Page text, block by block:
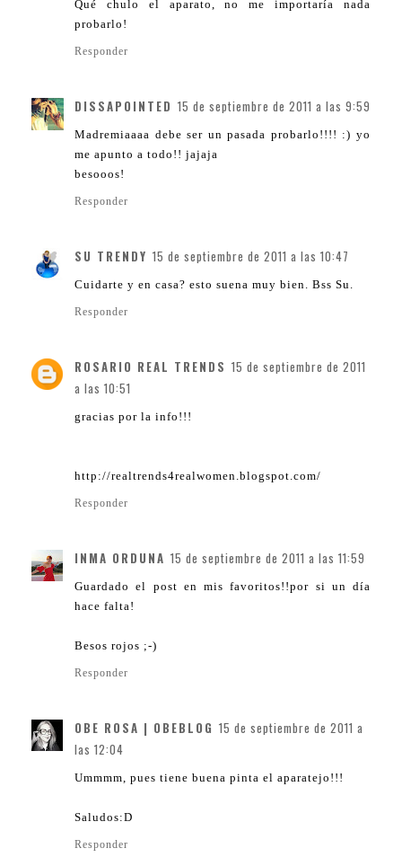
Qué chulo el aparato, no me importaría nada
probarlo!
Responder
DISSAPOINTED 15 de septiembre de 2011 a las 9:59
Madremiaaaa debe ser un pasada probarlo!!!! :) yo
me apunto a todo!! jajaja
besooos!
Responder
SU TRENDY 15 de septiembre de 2011 a las 10:47
Cuidarte y en casa? esto suena muy bien. Bss Su.
Responder
ROSARIO REAL TRENDS 15 de septiembre de 2011
a las 10:51
gracias por la info!!!
http://realtrends4realwomen.blogspot.com/
Responder
INMA ORDUNA 15 de septiembre de 2011 a las 11:59
Guardado el post en mis favoritos!!por si un día
hace falta!
Besos rojos ;-)
Responder
OBE ROSA | OBEBLOG 15 de septiembre de 2011 a
las 12:04
Ummmm, pues tiene buena pinta el aparatejo!!!
Saludos:D
Responder